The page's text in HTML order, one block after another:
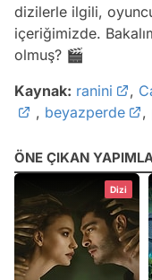
dizilerle ilgili,
içeriğimizde.
olmuş? 🎬
Kaynak: ranini ,
, beyazperde ,
ÖNE ÇIKAN
Dizi